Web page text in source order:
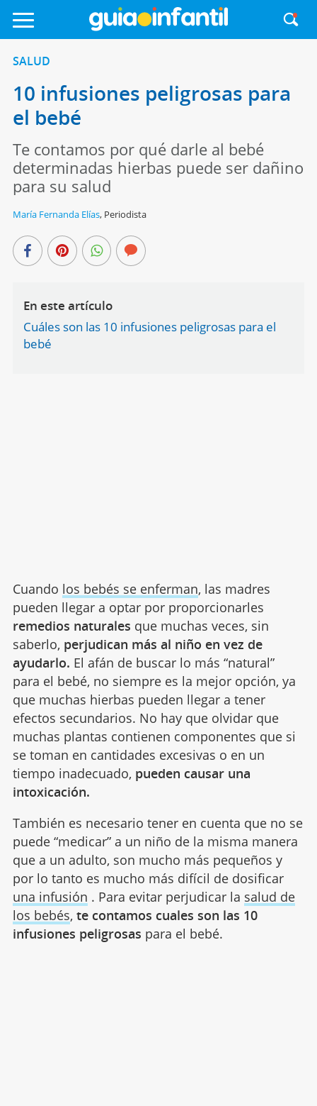
SALUD
10 infusiones peligrosas para
el bebé
Te contamos por qué darle al bebé
determinadas hierbas puede ser dañino
para su salud
María Fernanda Elías, Periodista
En este artículo
Cuáles son las 10 infusiones peligrosas para el
bebé
Cuando los bebés se enferman, las madres
pueden llegar a optar por proporcionarles
remedios naturales que muchas veces, sin
saberlo, perjudican más al niño en vez de
ayudarlo. El afán de buscar lo más “natural”
para el bebé, no siempre es la mejor opción, ya
que muchas hierbas pueden llegar a tener
efectos secundarios. No hay que olvidar que
muchas plantas contienen componentes que si
se toman en cantidades excesivas o en un
tiempo inadecuado, pueden causar una
intoxicación.
También es necesario tener en cuenta que no se
puede “medicar” a un niño de la misma manera
que a un adulto, son mucho más pequeños y
por lo tanto es mucho más difícil de dosificar
una infusión . Para evitar perjudicar la salud de
los bebés, te contamos cuales son las 10
infusiones peligrosas para el bebé.